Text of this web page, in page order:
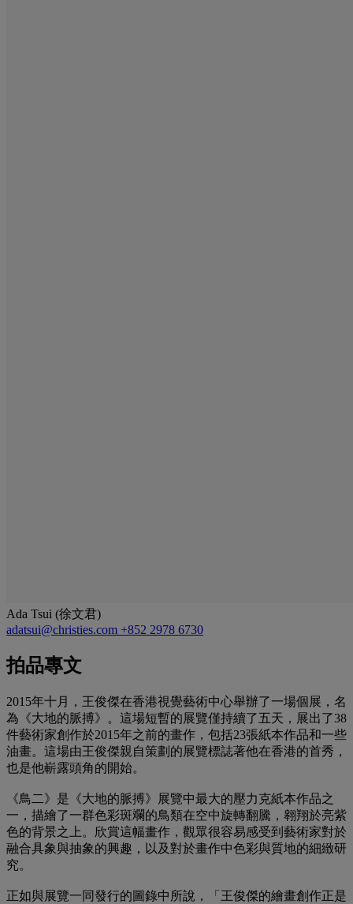
Ada Tsui (徐文君)
adatsui@christies.com +852 2978 6730
拍品專文
2015年十月，王俊傑在香港視覺藝術中心舉辦了一場個展，名
為《大地的脈搏》。這場短暫的展覽僅持續了五天，展出了38
件藝術家創作於2015年之前的畫作，包括23張紙本作品和一些
油畫。這場由王俊傑親自策劃的展覽標誌著他在香港的首秀，
也是他嶄露頭角的開始。
《鳥二》是《大地的脈搏》展覽中最大的壓力克紙本作品之
一，描繪了一群色彩斑斕的鳥類在空中旋轉翻騰，翱翔於亮紫
色的背景之上。欣賞這幅畫作，觀眾很容易感受到藝術家對於
融合具象與抽象的興趣，以及對於畫作中色彩與質地的細緻研
究。
正如與展覽一同發行的圖錄中所說，「王俊傑的繪畫創作正是